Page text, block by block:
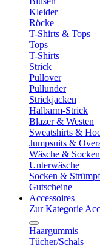
Kleider
Röcke
T-Shirts & Tops
Tops
T-Shirts
Strick
Pullover
Pullunder
Strickjacken
Halbarm-Strick
Blazer & Westen
Sweatshirts &
Jumpsuits &
Wäsche & Socken
Unterwäsche
Socken &
Gutscheine
Accessoires
Zur Kategorie
Haargummis
Tücher/Schals